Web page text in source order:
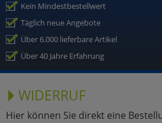
Kein Mindestbestellwert
Täglich neue Angebote
Über 6.000 lieferbare Artikel
Über 40 Jahre Erfahrung
WIDERRUF
Hier können Sie direkt eine